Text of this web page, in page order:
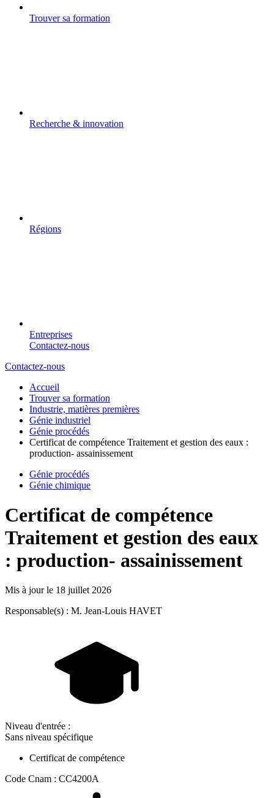
Trouver sa formation
Recherche & innovation
Régions
Entreprises
Contactez-nous
Contactez-nous
Accueil
Trouver sa formation
Industrie, matières premières
Génie industriel
Génie procédés
Certificat de compétence Traitement et gestion des eaux :
production- assainissement
Génie procédés
Génie chimique
Certificat de compétence
Traitement et gestion des eaux
: production- assainissement
Mis à jour le 18 juillet 2026
Responsable(s) : M. Jean-Louis HAVET
Niveau d'entrée :
Sans niveau spécifique
Certificat de compétence
Code Cnam : CC4200A